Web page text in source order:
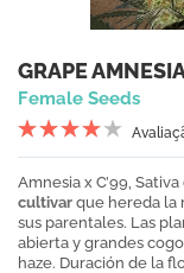
GRAPE
Female Seeds
Amnesia x C’99,
cultivar que hereda la
sus parentales. Las
abierta y grandes
haze. Duración de la